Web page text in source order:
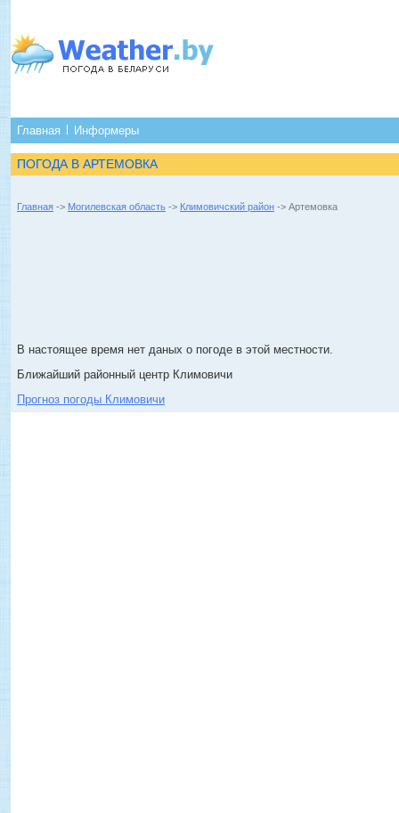
Главная Информеры
ПОГОДА В АРТЕМОВКА
Главная -> Могилевская область -> Климовичский район -> Артемовка
В настоящее время нет даных о погоде в этой местности.
Ближайший районный центр Климовичи
Прогноз погоды Климовичи